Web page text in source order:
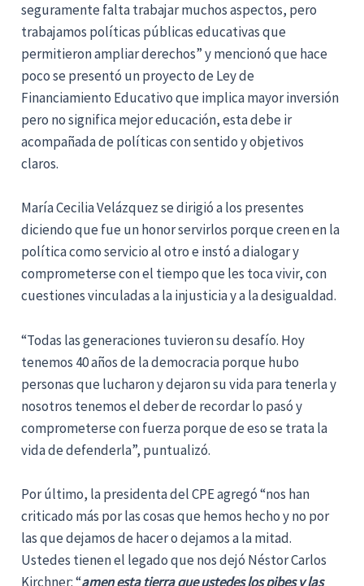
seguramente falta trabajar muchos aspectos, pero
trabajamos políticas públicas educativas que
permitieron ampliar derechos” y mencionó que hace
poco se presentó un proyecto de Ley de
Financiamiento Educativo que implica mayor inversión
pero no significa mejor educación, esta debe ir
acompañada de políticas con sentido y objetivos
claros.
María Cecilia Velázquez se dirigió a los presentes
diciendo que fue un honor servirlos porque creen en la
política como servicio al otro e instó a dialogar y
comprometerse con el tiempo que les toca vivir, con
cuestiones vinculadas a la injusticia y a la desigualdad.
“Todas las generaciones tuvieron su desafío. Hoy
tenemos 40 años de la democracia porque hubo
personas que lucharon y dejaron su vida para tenerla y
nosotros tenemos el deber de recordar lo pasó y
comprometerse con fuerza porque de eso se trata la
vida de defenderla”, puntualizó.
Por último, la presidenta del CPE agregó “nos han
criticado más por las cosas que hemos hecho y no por
las que dejamos de hacer o dejamos a la mitad.
Ustedes tienen el legado que nos dejó Néstor Carlos
Kirchner: “amen esta tierra que ustedes los pibes y las